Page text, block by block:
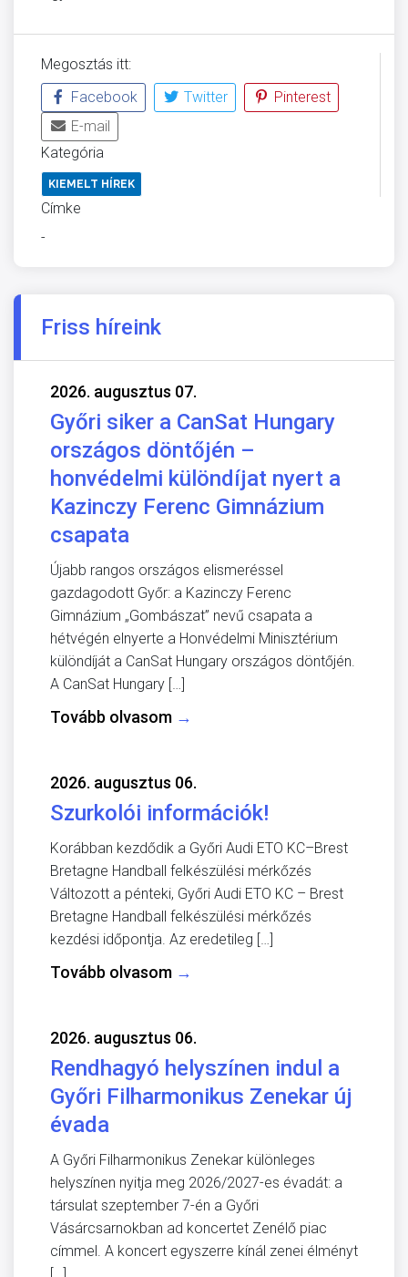
Megosztás itt:
Facebook
Twitter
Pinterest
E-mail
Kategória
KIEMELT HÍREK
Címke
-
Friss híreink
2026. augusztus 07.
Győri siker a CanSat Hungary
országos döntőjén –
honvédelmi különdíjat nyert a
Kazinczy Ferenc Gimnázium
csapata
Újabb rangos országos elismeréssel
gazdagodott Győr: a Kazinczy Ferenc
Gimnázium „Gombászat” nevű csapata a
hétvégén elnyerte a Honvédelmi Minisztérium
különdíját a CanSat Hungary országos döntőjén.
A CanSat Hungary […]
Tovább olvasom →
2026. augusztus 06.
Szurkolói információk!
Korábban kezdődik a Győri Audi ETO KC–Brest
Bretagne Handball felkészülési mérkőzés
Változott a pénteki, Győri Audi ETO KC – Brest
Bretagne Handball felkészülési mérkőzés
kezdési időpontja. Az eredetileg […]
Tovább olvasom →
2026. augusztus 06.
Rendhagyó helyszínen indul a
Győri Filharmonikus Zenekar új
évada
A Győri Filharmonikus Zenekar különleges
helyszínen nyitja meg 2026/2027-es évadát: a
társulat szeptember 7-én a Győri
Vásárcsarnokban ad koncertet Zenélő piac
címmel. A koncert egyszerre kínál zenei élményt